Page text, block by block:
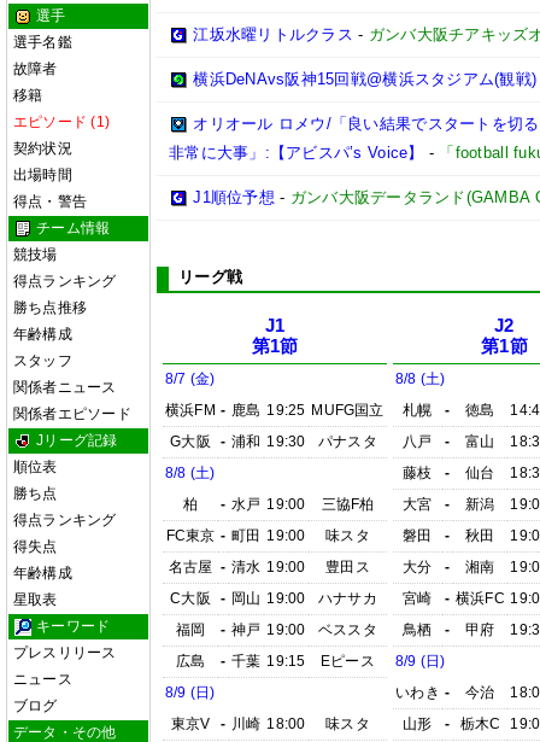
選手
選手名鑑
故障者
移籍
エピソード (1)
契約状況
出場時間
得点・警告
チーム情報
競技場
得点ランキング
勝ち点推移
年齢構成
スタッフ
関係者ニュース
関係者エピソード
Jリーグ記録
順位表
勝ち点
得点ランキング
得失点
年齢構成
星取表
キーワード
プレスリリース
ニュース
ブログ
データ・その他
江坂水曜リトルクラス - ガンバ大阪チアキッズ
横浜DeNAvs阪神15回戦@横浜スタジアム(観戦)
オリオール ロメウ/「良い結果でスタートを切
非常に大事」:【アビスパ’s Voice】
- 「football
J1順位予想 - ガンバ大阪データランド(GAMBA
リーグ戦
J1
第1節
8/7 (金)
横浜FM - 鹿島 19:25 MUFG国立
G大阪
- 浦和 19:30
パナスタ
8/8 (土)
柏
- 水戸 19:00
三協F柏
FC東京 - 町田 19:00
味スタ
名古屋 - 清水 19:00
豊田ス
C大阪
- 岡山 19:00
ハナサカ
福岡
- 神戸 19:00
ベススタ
広島
- 千葉 19:15
Eピース
8/9 (日)
東京V
- 川崎 18:00
味スタ
J2
第1節
8/8 (土)
札幌
- 徳島
八戸
- 富山
藤枝
- 仙台
大宮
- 新潟
磐田
- 秋田
大分
- 湘南
宮崎
- 横浜FC
鳥栖
- 甲府
8/9 (日)
いわき - 今治
山形
- 栃木C